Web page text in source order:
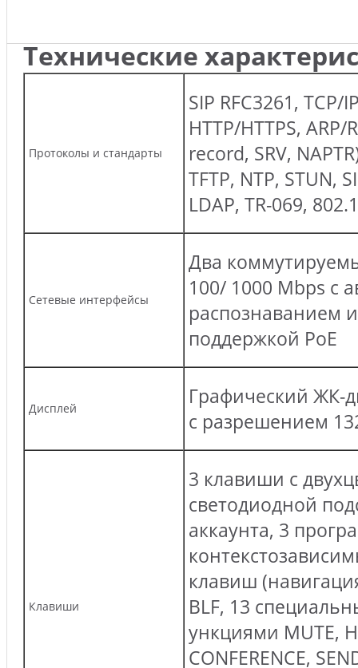
Технические
Протоколы и стандарты
SIP RFC3261, TCP/
HTTP/HTTPS, ARP/
record, SRV,
TFTP, NTP, STUN,
LDAP, TR-069,
Сетевые интерфейсы
Два
100/ 1000 Mbps с
распознаванием
поддержкой PoE
Дисплей
Графический ЖК-
с разрешением
Клавиши
3 клавиши с
светодиодной
аккаунта, 3
клавиш
BLF, 13
ункциями MUTE,
CONFERENCE,